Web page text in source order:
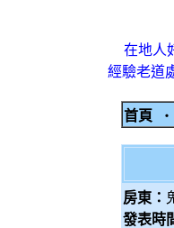
在地人
經驗老道
首頁 ‧
房東：
發表時